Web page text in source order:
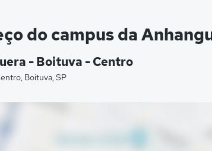
do campus da
- Boituva - Centro
Boituva, SP